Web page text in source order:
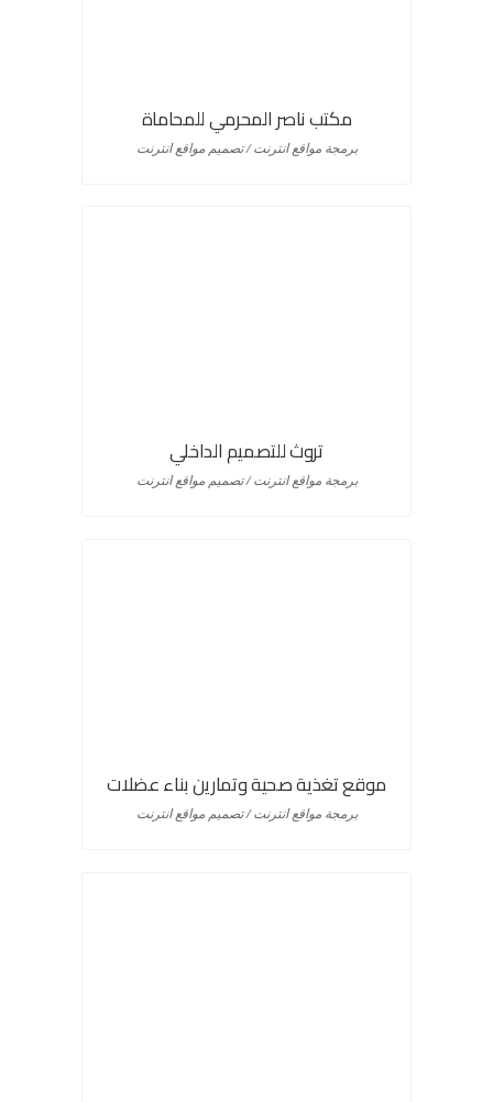
مكتب ناصر المحرمي للمحاماة
برمجة مواقع انترنت / تصميم مواقع انترنت
تروث للتصميم الداخلي
برمجة مواقع انترنت / تصميم مواقع انترنت
موقع تغذية صحية وتمارين بناء عضلات
برمجة مواقع انترنت / تصميم مواقع انترنت